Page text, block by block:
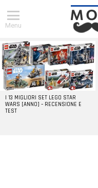
Menu
DERNIERS
ARTICLES
I 13 MIGLIORI SET LEGO STAR
WARS [ANNO] – RECENSIONE E
TEST